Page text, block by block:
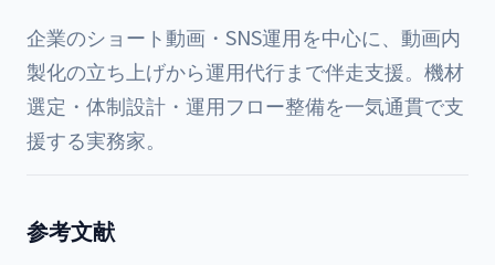
企業のショート動画・SNS運用を中心に、動画内
製化の立ち上げから運用代行まで伴走支援。機材
選定・体制設計・運用フロー整備を一気通貫で支
援する実務家。
参考文献